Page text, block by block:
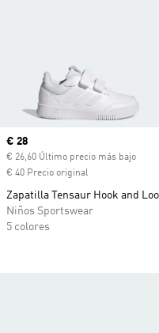
Precio actual
€ 28
€ 26,60 Último precio más bajo
€ 40 Precio original
Zapatilla Tensaur Hook and
Niños Sportswear
5 colores